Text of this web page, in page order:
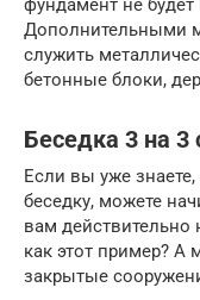
фундамент не
Дополнительными
служить
бетонные блоки,
Беседка 3 на
Если вы уже
беседку, можете
вам действительно
как этот пример? А
закрытые